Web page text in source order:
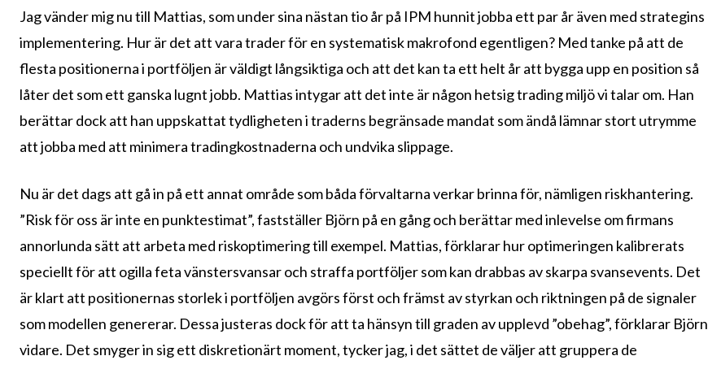
Jag vänder mig nu till Mattias, som under sina nästan tio år på IPM hunnit jobba ett par år även med strategins
implementering. Hur är det att vara trader för en systematisk makrofond egentligen? Med tanke på att de
flesta positionerna i portföljen är väldigt långsiktiga och att det kan ta ett helt år att bygga upp en position så
låter det som ett ganska lugnt jobb. Mattias intygar att det inte är någon hetsig trading miljö vi talar om. Han
berättar dock att han uppskattat tydligheten i traderns begränsade mandat som ändå lämnar stort utrymme
att jobba med att minimera tradingkostnaderna och undvika slippage.
Nu är det dags att gå in på ett annat område som båda förvaltarna verkar brinna för, nämligen riskhantering.
”Risk för oss är inte en punktestimat”, fastställer Björn på en gång och berättar med inlevelse om firmans
annorlunda sätt att arbeta med riskoptimering till exempel. Mattias, förklarar hur optimeringen kalibrerats
speciellt för att ogilla feta vänstersvansar och straffa portföljer som kan drabbas av skarpa svansevents. Det
är klart att positionernas storlek i portföljen avgörs först och främst av styrkan och riktningen på de signaler
som modellen genererar. Dessa justeras dock för att ta hänsyn till graden av upplevd ”obehag”, förklarar Björn
vidare. Det smyger in sig ett diskretionärt moment, tycker jag, i det sättet de väljer att gruppera de